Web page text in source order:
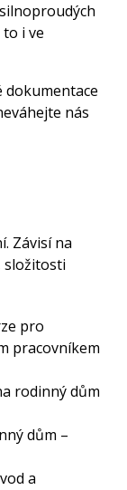
i ve
nás
Závisí na
složitosti
pro
pracovníkem
rodinný dům
dům –
a